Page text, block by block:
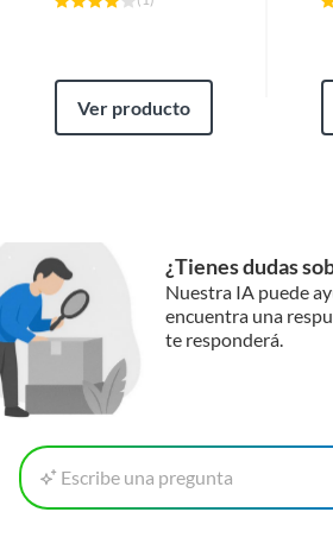
Ver producto
¿Tienes dudas
Nuestra IA puede
encuentra una
te responderá.
Escribe una pregunta